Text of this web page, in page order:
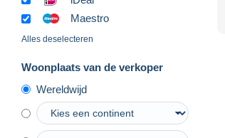
Maestro
Alles deselecteren
Woonplaats van de verkoper
Wereldwijd